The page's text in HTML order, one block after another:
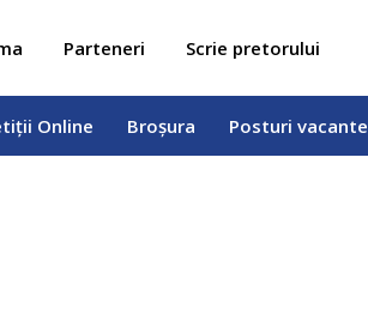
Parteneri Scrie pretorului
Online Broșura Posturi vacante
Online Broșura Posturi vacante